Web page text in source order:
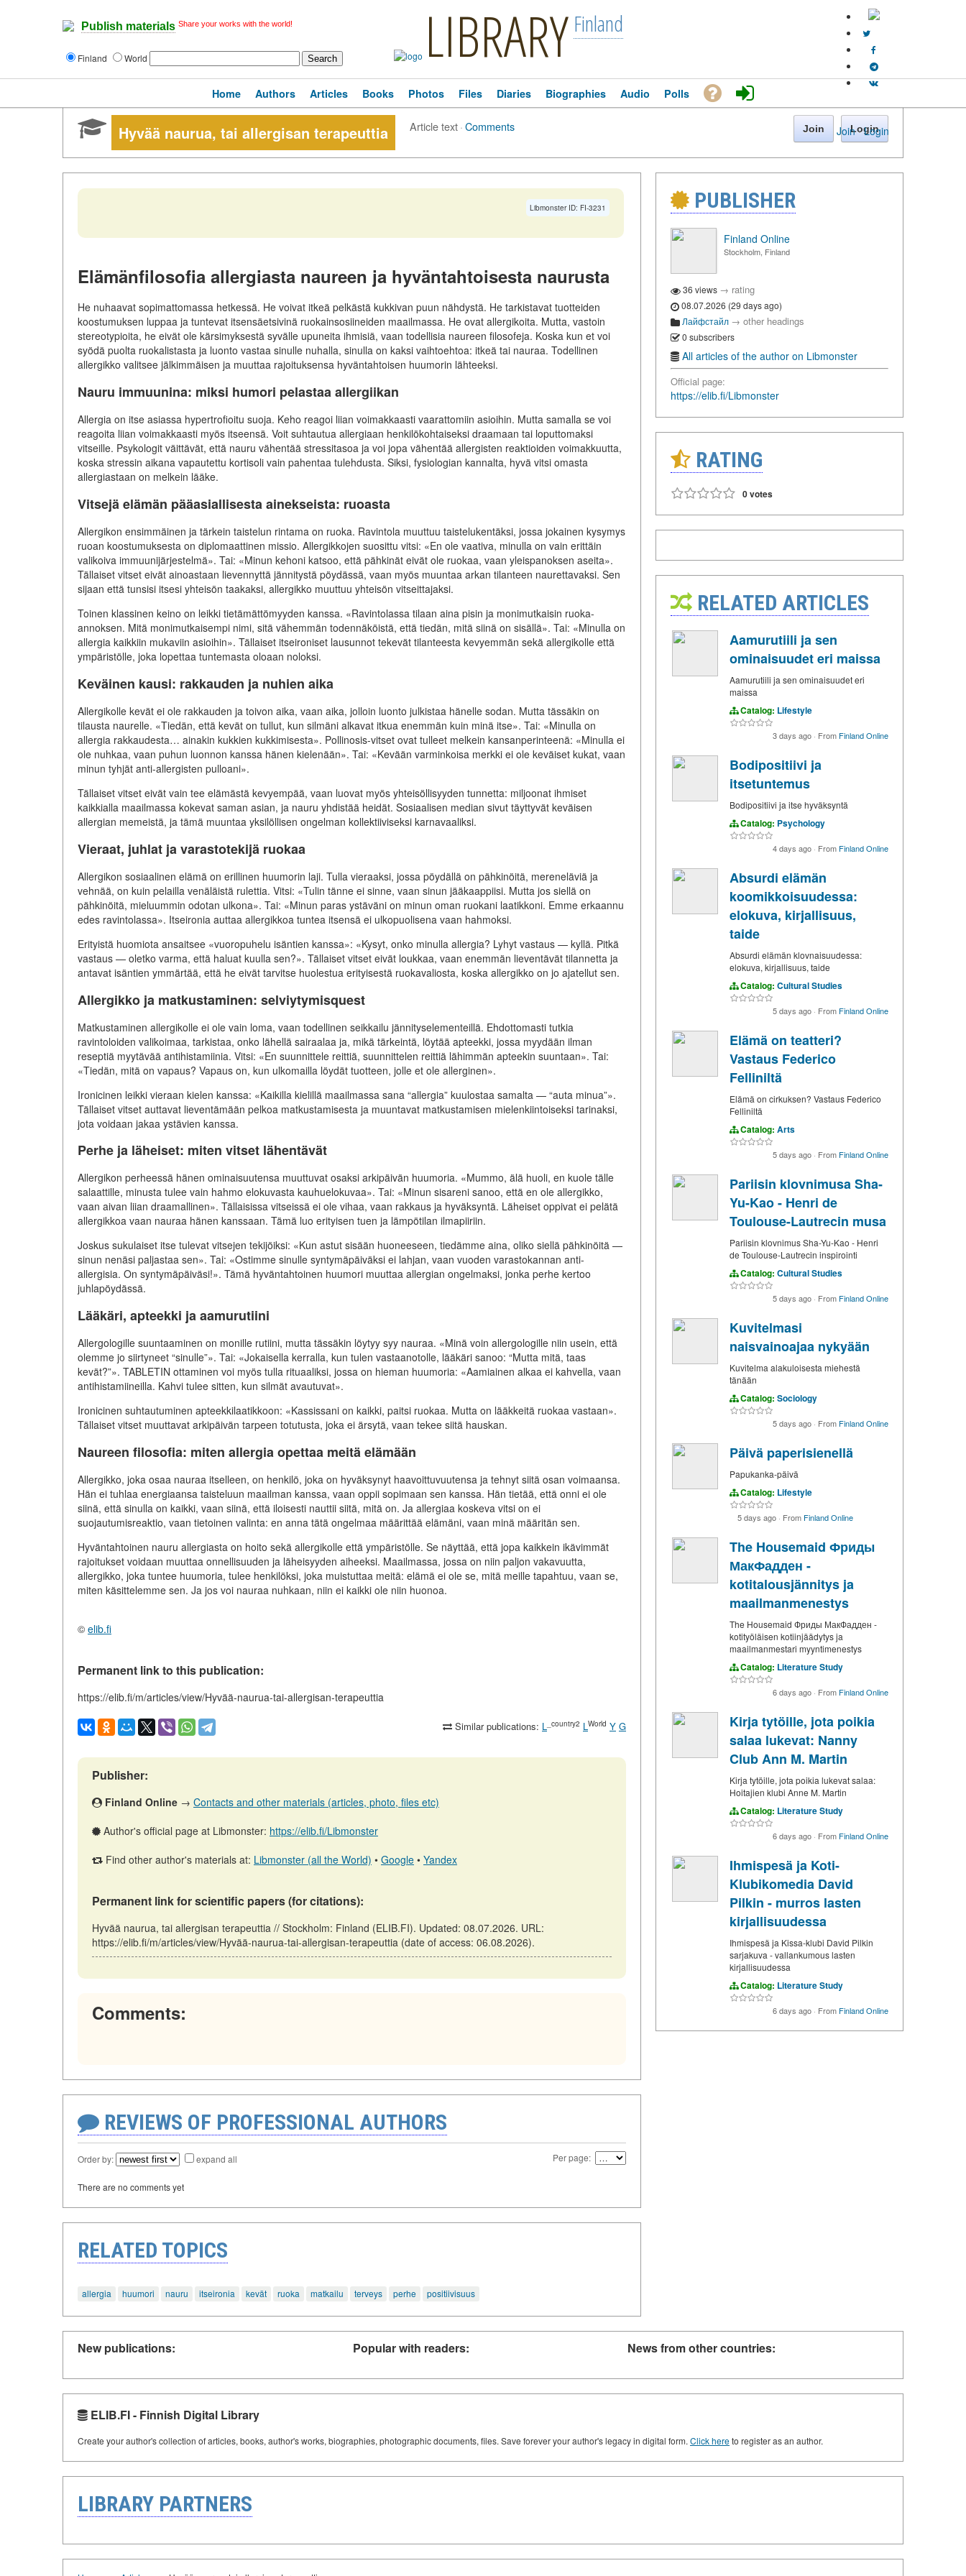
Publish materials Share your works with the world!
Finland World LIBRARY Finland
Join · Login
Home Authors Articles Books Photos Files Diaries Biographies Audio Polls
Hyvää naurua, tai allergisan terapeuttia Article text·Comments Join Login
Libmonster ID: FI-3231
Elämänfilosofia allergiasta naureen ja hyväntahtoisesta naurusta
He nuhaavat sopimattomassa hetkessä. He voivat itkeä pelkästä kukkivan puun nähdystä. He tarkistavat tuotteiden
koostumuksen luppaa ja tuntevat itsensäetsivinä ruokainsosiineiden maailmassa. He ovat allergikoita. Mutta, vastoin
stereotypioita, he eivät ole kärsimyksestä syvälle upuneita ihmisiä, vaan todellisia naureen filosofeja. Koska kun et voi
syödä puolta ruokalistasta ja luonto vastaa sinulle nuhalla, sinulla on kaksi vaihtoehtoa: itkeä tai nauraa. Todellinen
allergikko valitsee jälkimmäisen ja muuttaa rajoituksensa hyväntahtoisen huumorin lähteeksi.
Nauru immuunina: miksi humori pelastaa allergiikan
Allergia on itse asiassa hypertrofioitu suoja. Keho reagoi liian voimakkaasti vaarattomiin asioihin. Mutta samalla se voi
reagoita liian voimakkaasti myös itseensä. Voit suhtautua allergiaan henkilökohtaiseksi draamaan tai loputtomaksi
vitseille. Psykologit väittävät, että nauru vähentää stressitasoa ja voi jopa vähentää allergisten reaktioiden voimakkuutta,
koska stressin aikana vapautettu kortisoli vain pahentaa tulehdusta. Siksi, fysiologian kannalta, hyvä vitsi omasta
allergiastaan on melkein lääke.
Vitsejä elämän pääasiallisesta ainekseista: ruoasta
Allergikon ensimmäinen ja tärkein taistelun rintama on ruoka. Ravintola muuttuu taistelukentäksi, jossa jokainen kysymys
ruoan koostumuksesta on diplomaattinen missio. Allergikkojen suosittu vitsi: «En ole vaativa, minulla on vain erittäin
valikoiva immuunijärjestelmä». Tai: «Minun kehoni katsoo, että pähkinät eivät ole ruokaa, vaan yleispanoksen aseita».
Tällaiset vitset eivät ainoastaan lievennyttä jännitystä pöydässä, vaan myös muuntaa arkan tilanteen naurettavaksi. Sen
sijaan että tunsisi itsesi yhteisön taakaksi, allergikko muuttuu yhteisön vitseittajaksi.
Toinen klassinen keino on leikki tietämättömyyden kanssa. «Ravintolassa tilaan aina pisin ja monimutkaisin ruoka-
annoksen. Mitä monimutkaisempi nimi, sitä vähemmän todennäköistä, että tiedän, mitä siinä on sisällä». Tai: «Minulla on
allergia kaikkiin mukaviin asioihin». Tällaiset itseironiset lausunnot tekevät tilanteesta kevyemmän sekä allergikolle että
ympäristölle, joka lopettaa tuntemasta oloaan noloksi.
Keväinen kausi: rakkauden ja nuhien aika
Allergikolle kevät ei ole rakkauden ja toivon aika, vaan aika, jolloin luonto julkistaa hänelle sodan. Mutta tässäkin on
tilausta naurelle. «Tiedän, että kevät on tullut, kun silmäni alkavat itkua enemmän kuin minä itse». Tai: «Minulla on
allergia rakkaudesta… ainakin kukkien kukkimisesta». Pollinosis-vitset ovat tulleet melkein kansanperinteenä: «Minulla ei
ole nuhkaa, vaan puhun luonnon kanssa hänen kielenään». Tai: «Kevään varminkoisa merkki ei ole keväiset kukat, vaan
minun tyhjät anti-allergisten pulloani».
Tällaiset vitset eivät vain tee elämästä kevyempää, vaan luovat myös yhteisöllisyyden tunnetta: miljoonat ihmiset
kaikkialla maailmassa kokevat saman asian, ja nauru yhdistää heidät. Sosiaalisen median sivut täyttyvät keväisen
allergian memeistä, ja tämä muuntaa yksilöllisen ongelman kollektiiviseksi karnavaaliksi.
Vieraat, juhlat ja varastotekijä ruokaa
Allergikon sosiaalinen elämä on erillinen huumorin laji. Tulla vieraaksi, jossa pöydällä on pähkinöitä, mereneläviä ja
vehnää, on kuin pelailla venäläistä rulettia. Vitsi: «Tulin tänne ei sinne, vaan sinun jääkaappiisi. Mutta jos siellä on
pähkinöitä, mieluummin odotan ulkona». Tai: «Minun paras ystäväni on minun oman ruokani laatikkoni. Emme erkaannu
edes ravintolassa». Itseironia auttaa allergikkoa tuntea itsensä ei ulkopuolisena vaan hahmoksi.
Erityistä huomiota ansaitsee «vuoropuhelu isäntien kanssa»: «Kysyt, onko minulla allergia? Lyhyt vastaus — kyllä. Pitkä
vastaus — oletko varma, että haluat kuulla sen?». Tällaiset vitset eivät loukkaa, vaan enemmän lieventävät tilannetta ja
antavat isäntien ymmärtää, että he eivät tarvitse huolestua erityisestä ruokavaliosta, koska allergikko on jo ajatellut sen.
Allergikko ja matkustaminen: selviytymisquest
Matkustaminen allergikolle ei ole vain loma, vaan todellinen seikkailu jännityselementeillä. Ehdottomasti tutkia
ravintoloiden valikoimaa, tarkistaa, onko lähellä sairaalaa ja, mikä tärkeintä, löytää apteekki, jossa myydään ilman
reseptiä myytävää antihistamiinia. Vitsi: «En suunnittele reittiä, suunnittelen reittiä lähimmän apteekin suuntaan». Tai:
«Tiedän, mitä on vapaus? Vapaus on, kun ulkomailla löydät tuotteen, jolle et ole allerginen».
Ironicinen leikki vieraan kielen kanssa: «Kaikilla kielillä maailmassa sana “allergia” kuulostaa samalta — “auta minua”».
Tällaiset vitset auttavat lieventämään pelkoa matkustamisesta ja muuntavat matkustamisen mielenkiintoiseksi tarinaksi,
jota voidaan jakaa ystävien kanssa.
Perhe ja läheiset: miten vitset lähentävät
Allergikon perheessä hänen ominaisuutensa muuttuvat osaksi arkipäivän huumoria. «Mummo, älä huoli, en kuole tälle
salaattille, minusta tulee vain hahmo elokuvasta kauhuelokuvaa». Tai: «Minun sisareni sanoo, että en ole allergikko,
vaan aivan liian draamallinen». Tällaisissa vitseissä ei ole vihaa, vaan rakkaus ja hyväksyntä. Läheiset oppivat ei pelätä
allergikkoa vaan nauraa hänen kanssaan. Tämä luo erityisen tuen ja lämpötilan ilmapiiriin.
Joskus sukulaiset itse tulevat vitsejen tekijöiksi: «Kun astut sisään huoneeseen, tiedämme aina, oliko siellä pähkinöitä —
sinun nenäsi paljastaa sen». Tai: «Ostimme sinulle syntymäpäiväksi ei lahjan, vaan vuoden varastokannan anti-
allergisia. On syntymäpäiväsi!». Tämä hyväntahtoinen huumori muuttaa allergian ongelmaksi, jonka perhe kertoo
juhlapöydässä.
Lääkäri, apteekki ja aamurutiini
Allergologille suuntaaminen on monille rutiini, mutta tässäkin löytyy syy nauraa. «Minä voin allergologille niin usein, että
olemme jo siirtyneet “sinulle”». Tai: «Jokaisella kerralla, kun tulen vastaanotolle, lääkäri sanoo: “Mutta mitä, taas
kevät?”». TABLETIN ottaminen voi myös tulla rituaaliksi, jossa on hieman huumoria: «Aamiainen alkaa ei kahvella, vaan
antihistamiineilla. Kahvi tulee sitten, kun silmät avautuvat».
Ironicinen suhtautuminen apteekkilaatikkoon: «Kassissani on kaikki, paitsi ruokaa. Mutta on lääkkeitä ruokaa vastaan».
Tällaiset vitset muuttavat arkipäivän tarpeen totutusta, joka ei ärsytä, vaan tekee siitä hauskan.
Naureen filosofia: miten allergia opettaa meitä elämään
Allergikko, joka osaa nauraa itselleen, on henkilö, joka on hyväksynyt haavoittuvuutensa ja tehnyt siitä osan voimaansa.
Hän ei tuhlaa energiaansa taisteluun maailman kanssa, vaan oppii sopimaan sen kanssa. Hän tietää, että onni ei ole
siinä, että sinulla on kaikki, vaan siinä, että iloisesti nauttii siitä, mitä on. Ja allergiaa koskeva vitsi on ei
suojautumisreaktio, vaan tietoinen valinta: en anna tätä ongelmaa määrittää elämäni, vaan minä määritän sen.
Hyväntahtoinen nauru allergiasta on hoito sekä allergikolle että ympäristölle. Se näyttää, että jopa kaikkein ikävimmät
rajoitukset voidaan muuttaa onnellisuuden ja läheisyyden aiheeksi. Maailmassa, jossa on niin paljon vakavuutta,
allergikko, joka tuntee huumoria, tulee henkilöksi, joka muistuttaa meitä: elämä ei ole se, mitä meille tapahtuu, vaan se,
miten käsittelemme sen. Ja jos voi nauraa nuhkaan, niin ei kaikki ole niin huonoa.
© elib.fi
Permanent link to this publication:
https://elib.fi/m/articles/view/Hyvää-naurua-tai-allergisan-terapeuttia
Similar publications: L _country2 LWorld Y G
Publisher:
Finland Online → Contacts and other materials (articles, photo, files etc)
Author's official page at Libmonster: https://elib.fi/Libmonster
Find other author's materials at: Libmonster (all the World) • Google • Yandex
Permanent link for scientific papers (for citations):
Hyvää naurua, tai allergisan terapeuttia // Stockholm: Finland (ELIB.FI). Updated: 08.07.2026. URL:
https://elib.fi/m/articles/view/Hyvää-naurua-tai-allergisan-terapeuttia (date of access: 06.08.2026).
Comments:
REVIEWS OF PROFESSIONAL AUTHORS
Order by: expand all Per page:
There are no comments yet
RELATED TOPICS
allergia huumori nauru itseironia kevät ruoka matkailu terveys perhe positiivisuus
PUBLISHER
Finland Online
Stockholm, Finland
36 views → rating
08.07.2026 (29 days ago)
Лайфстайл → other headings
0 subscribers
All articles of the author on Libmonster
Official page:
https://elib.fi/Libmonster
RATING
0 votes
RELATED ARTICLES
Aamurutiili ja sen
ominaisuudet eri maissa
Aamurutiili ja sen ominaisuudet eri
maissa
Catalog: Lifestyle
3 days ago · From Finland Online
Bodipositiivi ja
itsetuntemus
Bodipositiivi ja itse hyväksyntä
Catalog: Psychology
4 days ago · From Finland Online
Absurdi elämän
koomikkoisuudessa:
elokuva, kirjallisuus,
taide
Absurdi elämän klovnaisuudessa:
elokuva, kirjallisuus, taide
Catalog: Cultural Studies
5 days ago · From Finland Online
Elämä on teatteri?
Vastaus Federico
Felliniltä
Elämä on cirkuksen? Vastaus Federico
Felliniltä
Catalog: Arts
5 days ago · From Finland Online
Pariisin klovnimusa Sha-
Yu-Kao - Henri de
Toulouse-Lautrecin musa
Pariisin klovnimus Sha-Yu-Kao - Henri
de Toulouse-Lautrecin inspirointi
Catalog: Cultural Studies
5 days ago · From Finland Online
Kuvitelmasi
naisvainoajaa nykyään
Kuvitelma alakuloisesta miehestä
tänään
Catalog: Sociology
5 days ago · From Finland Online
Päivä paperisienellä
Papukanka-päivä
Catalog: Lifestyle
5 days ago · From Finland Online
The Housemaid Фриды
МакФадден -
kotitalousjännitys ja
maailmanmenestys
The Housemaid Фриды МакФадден -
kotityöläisen kotiinjäädytys ja
maailmanmestari myyntimenestys
Catalog: Literature Study
6 days ago · From Finland Online
Kirja tytöille, jota poikia
salaa lukevat: Nanny
Club Ann M. Martin
Kirja tytöille, jota poikia lukevat salaa:
Hoitajien klubi Anne M. Martin
Catalog: Literature Study
6 days ago · From Finland Online
Ihmispesä ja Koti-
Klubikomedia David
Pilkin - murros lasten
kirjallisuudessa
Ihmispesä ja Kissa-klubi David Pilkin
sarjakuva - vallankumous lasten
kirjallisuudessa
Catalog: Literature Study
6 days ago · From Finland Online
New publications: Popular with readers: News from other countries:
ELIB.FI - Finnish Digital Library
Create your author's collection of articles, books, author's works, biographies, photographic documents, files. Save forever your author's legacy in digital form. Click hereto register as an author.
LIBRARY PARTNERS